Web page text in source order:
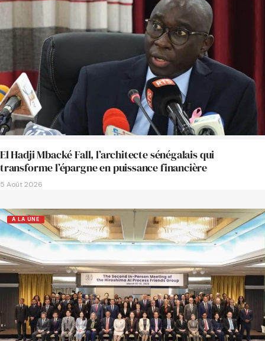
El Hadji Mbacké Fall, l’architecte sénégalais qui
transforme l’épargne en puissance financière
5 Août 2026
A LA UNE